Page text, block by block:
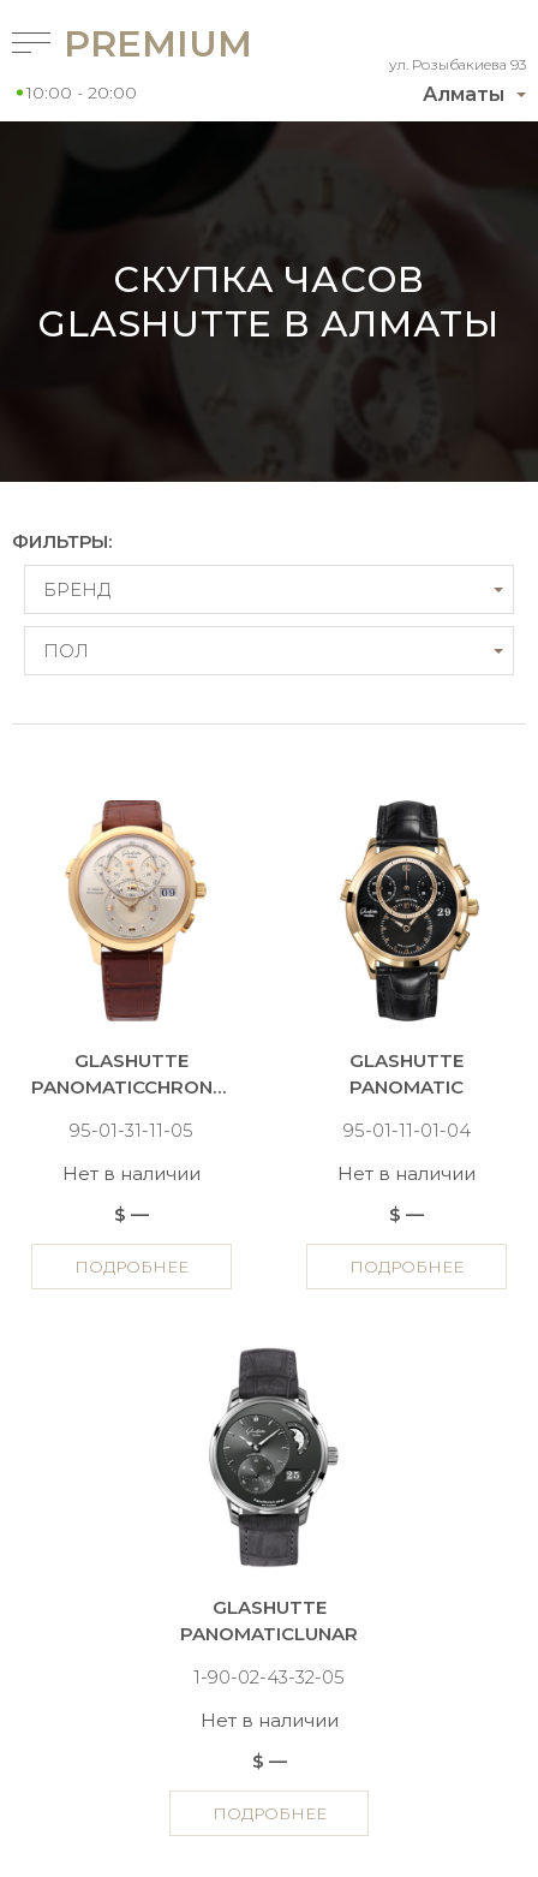
Алматы
ул. Розыбакиева 93
PREMIUM
10:00 - 20:00
СКУПКА ЧАСОВ
GLASHUTTE В АЛМАТЫ
ФИЛЬТРЫ:
БРЕНД
ПОЛ
GLASHUTTE
PANOMATICCHRONO XL
95-01-31-11-05
Нет в наличии
$ —
ПОДРОБНЕЕ
GLASHUTTE
PANOMATIC
95-01-11-01-04
Нет в наличии
$ —
ПОДРОБНЕЕ
GLASHUTTE
PANOMATICLUNAR
1-90-02-43-32-05
Нет в наличии
$ —
ПОДРОБНЕЕ